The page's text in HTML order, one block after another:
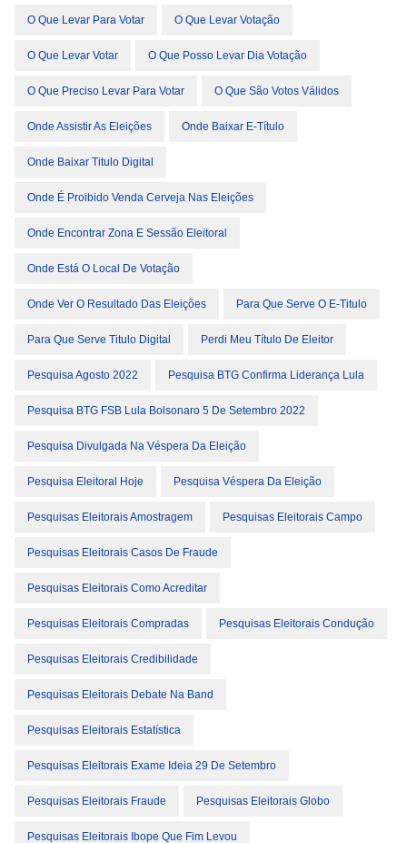
O Que Levar Para Votar O Que Levar Votação
O Que Levar Votar O Que Posso Levar Dia Votação
O Que Preciso Levar Para Votar O Que São Votos Válidos
Onde Assistir As Eleições Onde Baixar E-Título
Onde Baixar Titulo Digital
Onde É Proibido Venda Cerveja Nas Eleições
Onde Encontrar Zona E Sessão Eleitoral
Onde Está O Local De Votação
Onde Ver O Resultado Das Eleições Para Que Serve O E-Titulo
Para Que Serve Titulo Digital Perdi Meu Título De Eleitor
Pesquisa Agosto 2022 Pesquisa BTG Confirma Liderança Lula
Pesquisa BTG FSB Lula Bolsonaro 5 De Setembro 2022
Pesquisa Divulgada Na Véspera Da Eleição
Pesquisa Eleitoral Hoje Pesquisa Véspera Da Eleição
Pesquisas Eleitorais Amostragem Pesquisas Eleitorais Campo
Pesquisas Eleitorais Casos De Fraude
Pesquisas Eleitorais Como Acreditar
Pesquisas Eleitorais Compradas Pesquisas Eleitorais Condução
Pesquisas Eleitorais Credibilidade
Pesquisas Eleitorais Debate Na Band
Pesquisas Eleitorais Estatística
Pesquisas Eleitorais Exame Ideia 29 De Setembro
Pesquisas Eleitorais Fraude Pesquisas Eleitorais Globo
Pesquisas Eleitorais Ibope Que Fim Levou